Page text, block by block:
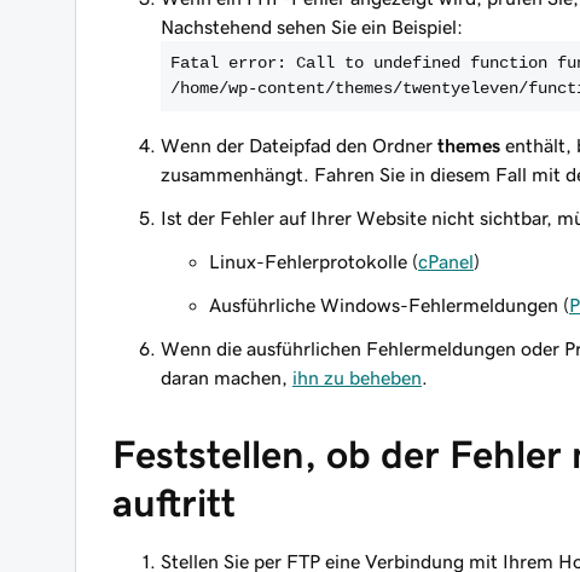
Nachstehend sehen Sie ein Beispiel:
Fatal error: Call to undefined function
/home/wp-content/themes/twentyeleven/
Wenn der Dateipfad den Ordner themes enthält,
zusammenhängt. Fahren Sie in diesem Fall mit
Ist der Fehler auf Ihrer Website nicht sichtbar,
Linux-Fehlerprotokolle (cPanel)
Ausführliche Windows-Fehlermeldungen (
Wenn die ausführlichen Fehlermeldungen oder
daran machen, ihn zu beheben
Feststellen, ob der
auftritt
Stellen Sie per FTP eine Verbindung mit Ihrem